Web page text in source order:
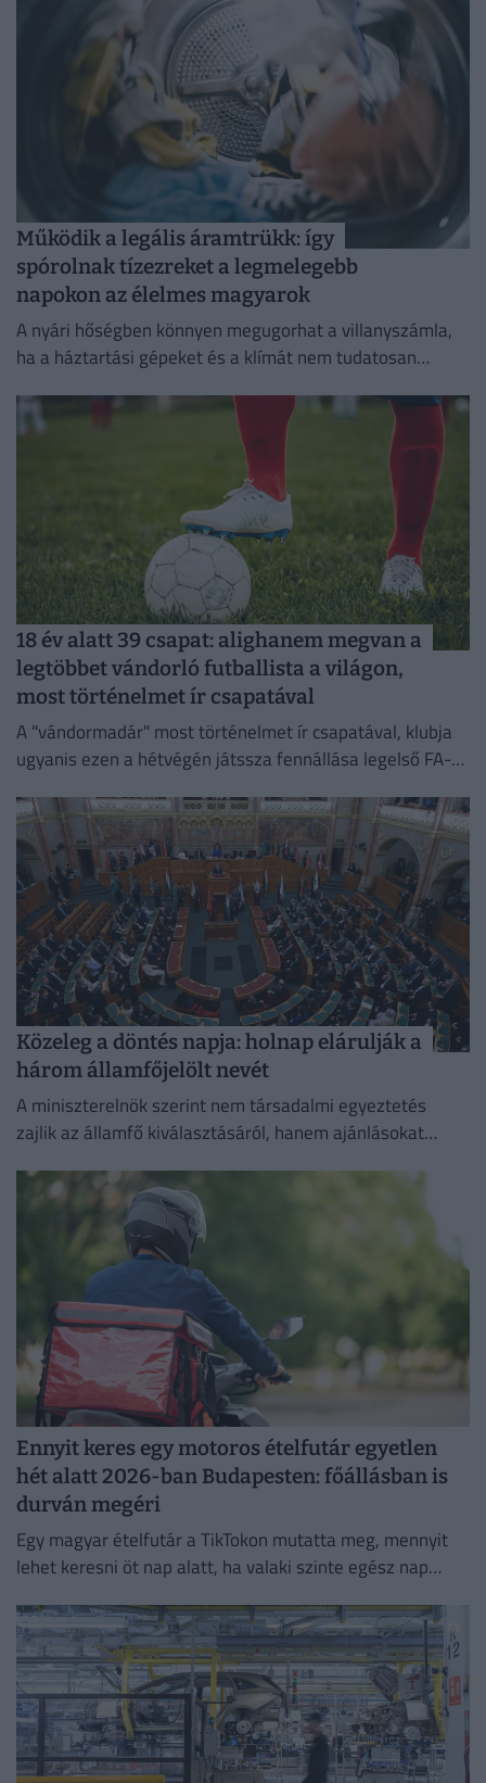
Működik a legális áramtrükk: így
spórolnak tízezreket a legmelegebb
napokon az élelmes magyarok
A nyári hőségben könnyen megugorhat a villanyszámla,
ha a háztartási gépeket és a klímát nem tudatosan
18 év alatt 39 csapat: alighanem megvan a
legtöbbet vándorló futballista a világon,
most történelmet ír csapatával
A "vándormadár" most történelmet ír csapatával, klubja
ugyanis ezen a hétvégén játssza fennállása legelső FA-
Közeleg a döntés napja: holnap elárulják a
három államfőjelölt nevét
A miniszterelnök szerint nem társadalmi egyeztetés
zajlik az államfő kiválasztásáról, hanem ajánlásokat
Ennyit keres egy motoros ételfutár egyetlen
hét alatt 2026-ban Budapesten: főállásban is
durván megéri
Egy magyar ételfutár a TikTokon mutatta meg, mennyit
lehet keresni öt nap alatt, ha valaki szinte egész nap